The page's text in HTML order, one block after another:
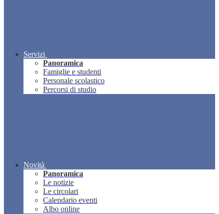
Servizi
Panoramica
Famiglie e studenti
Personale scolastico
Percorsi di studio
Novità
Panoramica
Le notizie
Le circolari
Calendario eventi
Albo online